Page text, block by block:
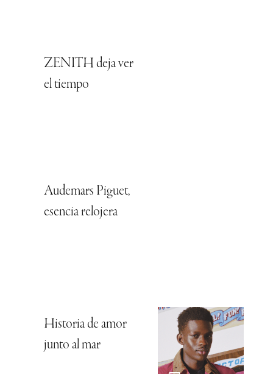
ZENITH deja ver
el tiempo
Audemars Piguet,
esencia relojera
Historia de amor
junto al mar